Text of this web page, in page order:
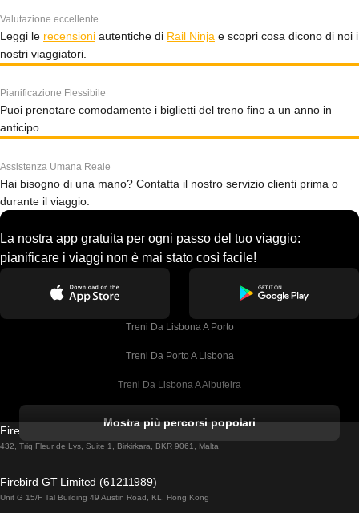
Valutazione eccellente
Leggi le recensioni autentiche di Rail Ninja e scopri cosa dicono di noi i
nostri viaggiatori.
Pianificazione Flessibile
Puoi prenotare comodamente i biglietti del treno fino a un anno in
anticipo.
Assistenza Umana Reale
Hai bisogno di una mano? Contatta il nostro servizio clienti prima o
durante il viaggio.
La nostra app gratuita per ogni passo del tuo viaggio:
pianificare i viaggi non è mai stato così facile!
Treni Da Lisbona A Porto
Treni Da Porto A Lisbona
Treni Da Lisbona A Albufeira
Treni Da Lisbona A Lagos
Treni Da Lisbona A Madrid
Mostra più percorsi popolari
Firebird GT Limited (OC 1451)
432, Triq Fleur de Lys, Suite 1, Birkirkara, BKR 9061, Malta
Firebird GT Limited (61211989)
Unit G 15/F Tal Building 49 Austin Road, KL, Hong Kong